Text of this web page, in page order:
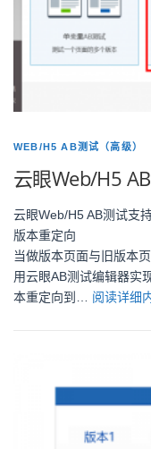
WEB/H5 AB测试（高级）
云眼Web/H5
云眼Web/H5 AB测试支
版本重定向
当做版本页面与旧版本
用云眼AB测试编辑器实
本重定向到… 阅读详细